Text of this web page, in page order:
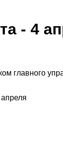
- 4
главного